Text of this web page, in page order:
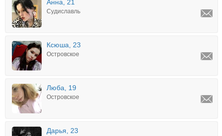
Анна, 21
Судиславль
Ксюша, 23
Островское
Люба, 19
Островское
Дарья, 23